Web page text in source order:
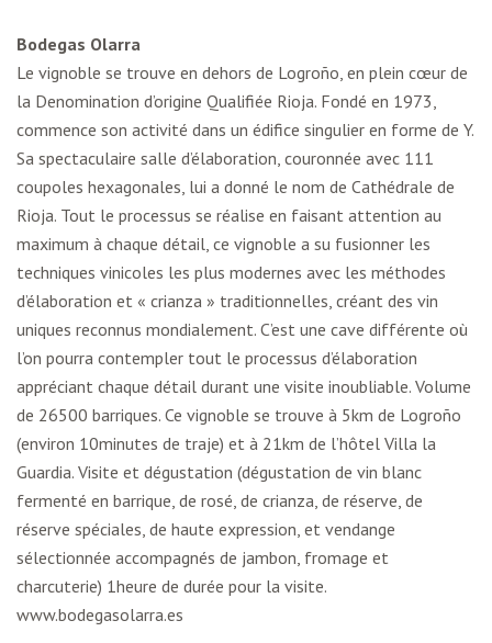
Bodegas Olarra
Le vignoble se trouve en dehors de Logroño, en plein cœur de
la Denomination d’origine Qualifiée Rioja. Fondé en 1973,
commence son activité dans un édifice singulier en forme de Y.
Sa spectaculaire salle d’élaboration, couronnée avec 111
coupoles hexagonales, lui a donné le nom de Cathédrale de
Rioja. Tout le processus se réalise en faisant attention au
maximum à chaque détail, ce vignoble a su fusionner les
techniques vinicoles les plus modernes avec les méthodes
d’élaboration et « crianza » traditionnelles, créant des vin
uniques reconnus mondialement. C’est une cave différente où
l’on pourra contempler tout le processus d’élaboration
appréciant chaque détail durant une visite inoubliable. Volume
de 26500 barriques. Ce vignoble se trouve à 5km de Logroño
(environ 10minutes de traje) et à 21km de l’hôtel Villa la
Guardia. Visite et dégustation (dégustation de vin blanc
fermenté en barrique, de rosé, de crianza, de réserve, de
réserve spéciales, de haute expression, et vendange
sélectionnée accompagnés de jambon, fromage et
charcuterie) 1heure de durée pour la visite.
www.bodegasolarra.es